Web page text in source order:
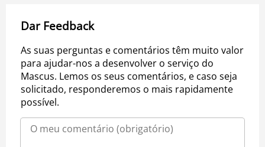
Dar Feedback
As suas perguntas e comentários têm muito valor
para ajudar-nos a desenvolver o serviço do
Mascus. Lemos os seus comentários, e caso seja
solicitado, responderemos o mais rapidamente
possível.